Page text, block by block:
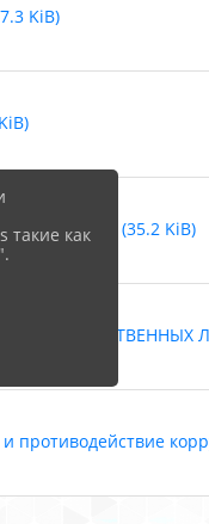
KiB)
№ 105 (35.2 KiB)
ОТВЕТСТВЕННЫХ
такие как